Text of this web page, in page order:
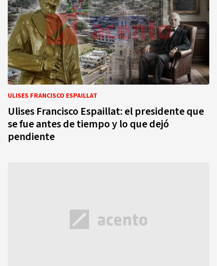
ULISES FRANCISCO ESPAILLAT
Ulises Francisco Espaillat: el presidente que
se fue antes de tiempo y lo que dejó
pendiente